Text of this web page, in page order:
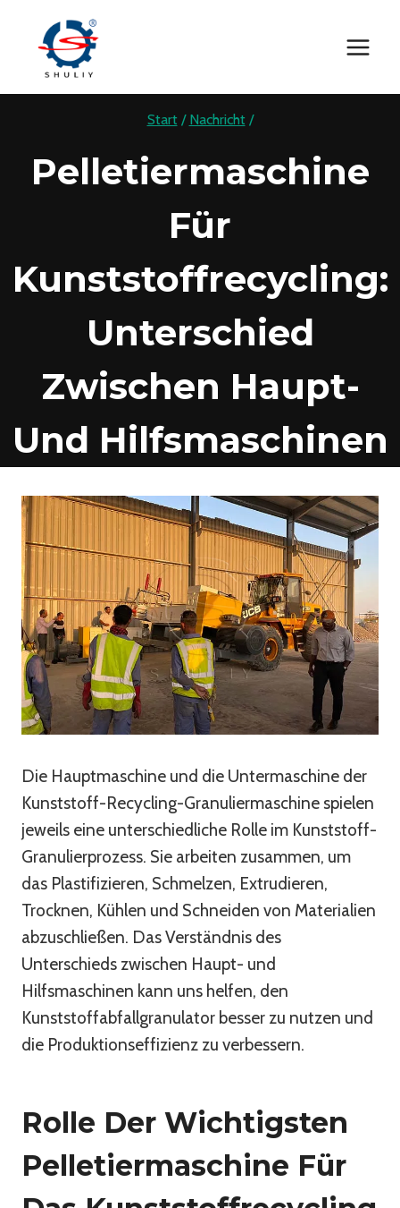
springen
Start / Nachricht /
Pelletiermaschine
Für
Kunststoffrecycling:
Unterschied
Zwischen Haupt-
Und Hilfsmaschinen
Die Hauptmaschine und die Untermaschine der
Kunststoff-Recycling-Granuliermaschine spielen
jeweils eine unterschiedliche Rolle im Kunststoff-
Granulierprozess. Sie arbeiten zusammen, um
das Plastifizieren, Schmelzen, Extrudieren,
Trocknen, Kühlen und Schneiden von Materialien
abzuschließen. Das Verständnis des
Unterschieds zwischen Haupt- und
Hilfsmaschinen kann uns helfen, den
Kunststoffabfallgranulator besser zu nutzen und
die Produktionseffizienz zu verbessern.
Rolle Der Wichtigsten
Pelletiermaschine Für